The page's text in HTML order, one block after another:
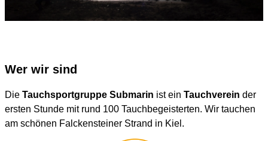
Wer wir sind
Die Tauchsportgruppe Submarin ist ein Tauchverein der
ersten Stunde mit rund 100 Tauchbegeisterten. Wir tauchen
am schönen Falckensteiner Strand in Kiel.